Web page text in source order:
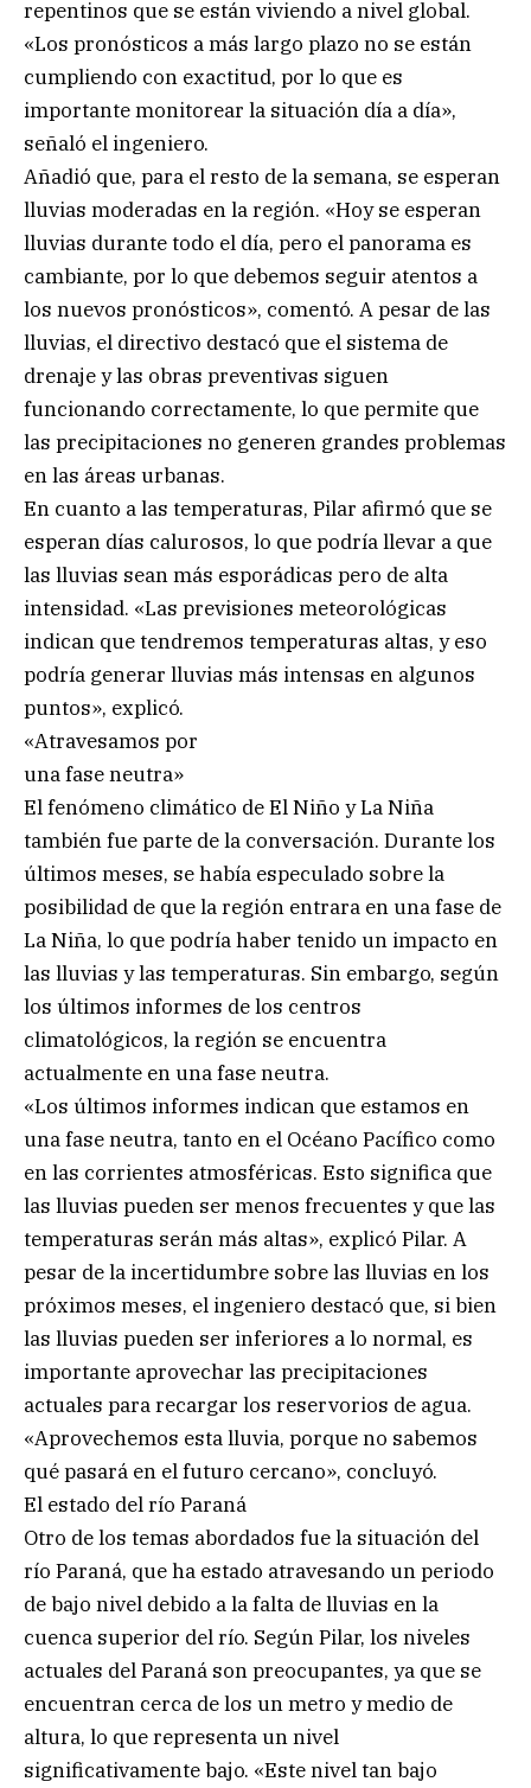
repentinos que se están viviendo a nivel global.
«Los pronósticos a más largo plazo no se están
cumpliendo con exactitud, por lo que es
importante monitorear la situación día a día»,
señaló el ingeniero.
Añadió que, para el resto de la semana, se esperan
lluvias moderadas en la región. «Hoy se esperan
lluvias durante todo el día, pero el panorama es
cambiante, por lo que debemos seguir atentos a
los nuevos pronósticos», comentó. A pesar de las
lluvias, el directivo destacó que el sistema de
drenaje y las obras preventivas siguen
funcionando correctamente, lo que permite que
las precipitaciones no generen grandes problemas
en las áreas urbanas.
En cuanto a las temperaturas, Pilar afirmó que se
esperan días calurosos, lo que podría llevar a que
las lluvias sean más esporádicas pero de alta
intensidad. «Las previsiones meteorológicas
indican que tendremos temperaturas altas, y eso
podría generar lluvias más intensas en algunos
puntos», explicó.
«Atravesamos por
una fase neutra»
El fenómeno climático de El Niño y La Niña
también fue parte de la conversación. Durante los
últimos meses, se había especulado sobre la
posibilidad de que la región entrara en una fase de
La Niña, lo que podría haber tenido un impacto en
las lluvias y las temperaturas. Sin embargo, según
los últimos informes de los centros
climatológicos, la región se encuentra
actualmente en una fase neutra.
«Los últimos informes indican que estamos en
una fase neutra, tanto en el Océano Pacífico como
en las corrientes atmosféricas. Esto significa que
las lluvias pueden ser menos frecuentes y que las
temperaturas serán más altas», explicó Pilar. A
pesar de la incertidumbre sobre las lluvias en los
próximos meses, el ingeniero destacó que, si bien
las lluvias pueden ser inferiores a lo normal, es
importante aprovechar las precipitaciones
actuales para recargar los reservorios de agua.
«Aprovechemos esta lluvia, porque no sabemos
qué pasará en el futuro cercano», concluyó.
El estado del río Paraná
Otro de los temas abordados fue la situación del
río Paraná, que ha estado atravesando un periodo
de bajo nivel debido a la falta de lluvias en la
cuenca superior del río. Según Pilar, los niveles
actuales del Paraná son preocupantes, ya que se
encuentran cerca de los un metro y medio de
altura, lo que representa un nivel
significativamente bajo. «Este nivel tan bajo